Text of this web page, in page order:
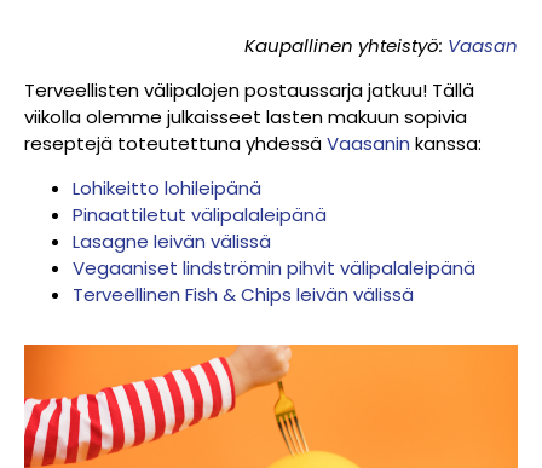
Kaupallinen yhteistyö: Vaasan
Terveellisten välipalojen postaussarja jatkuu! Tällä
viikolla olemme julkaisseet lasten makuun sopivia
reseptejä toteutettuna yhdessäVaasanin kanssa:
Lohikeitto lohileipänä
Pinaattiletut välipalaleipänä
Lasagne leivän välissä
Vegaaniset lindströmin pihvit välipalaleipänä
Terveellinen Fish & Chips leivän välissä